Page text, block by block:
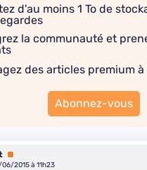
d'au moins 1 To de
la communauté et
des articles premium
Abonnez-vous
Premium
06/2015 à 11h23